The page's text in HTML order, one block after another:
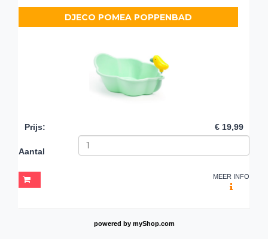
DJECO POMEA POPPENBAD
Prijs: € 19,99
Aantal
MEER INFO
powered by myShop.com